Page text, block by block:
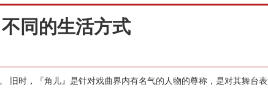
同的生活方式
旧时，『角儿』是针对戏曲界内有名气的人物的尊称，是对其舞台